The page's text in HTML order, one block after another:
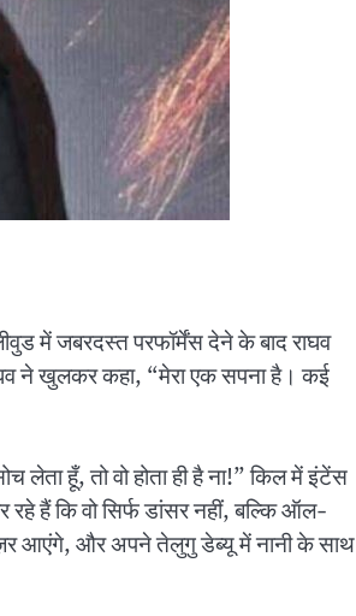
में जबरदस्त परफॉर्मेंस देने के बाद राघव
ने खुलकर कहा, “मेरा एक सपना है। कई
लेता हूँ, तो वो होता ही है ना!” किल में इंटेंस
हैं कि वो सिर्फ डांसर नहीं, बल्कि ऑल-
आएंगे, और अपने तेलुगु डेब्यू में नानी के साथ